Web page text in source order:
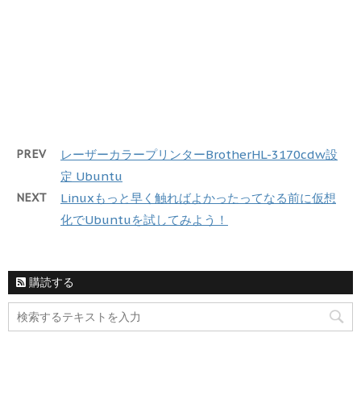
PREV
レーザーカラープリンターBrotherHL-3170cdw設
定 Ubuntu
NEXT
Linuxもっと早く触ればよかったってなる前に仮想
化でUbuntuを試してみよう！
購読する